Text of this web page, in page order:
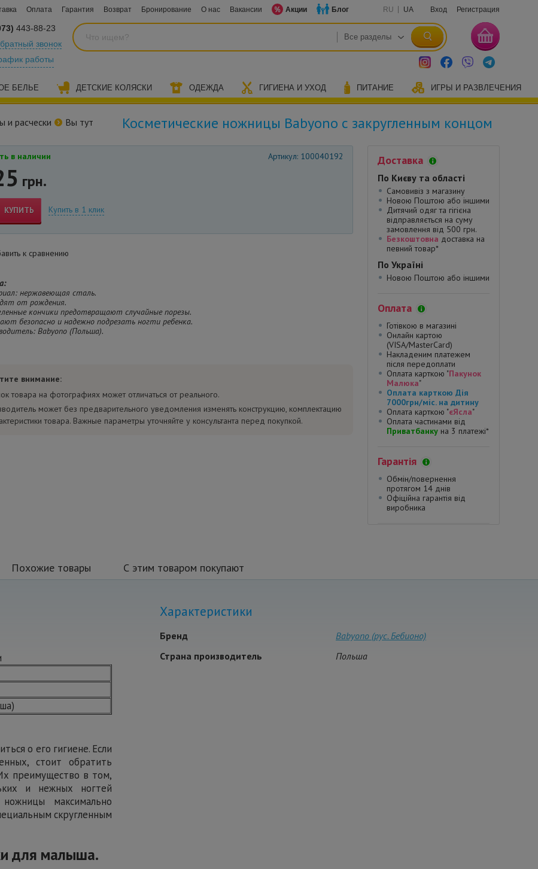
Оплата Гарантия Возврат Бронирование О нас Вакансии Акции Блог RU UA Вход Регистрация
443-88-23
звонок
работы
БЕЛЬЕ ДЕТСКИЕ КОЛЯСКИ ОДЕЖДА ГИГИЕНА И УХОД ПИТАНИЕ ИГРЫ И РАЗВЛЕЧЕНИЯ
и расчески Вы тут Косметические ножницы Babyono с закругленным концом
в наличии Артикул: 100040192
грн.
КУПИТЬ Купить в 1 клик
к сравнению
нержавеющая сталь.
от рождения.
кончики предотвращают случайные порезы.
безопасно и надежно подрезать ногти ребенка.
Babyono (Польша).
внимание:
товара на фотографиях может отличаться от реального.
может без предварительного уведомления изменять конструкцию, комплектацию
товара. Важные параметры уточняйте у консультанта перед покупкой.
Доставка
По Києву та області
Самовивіз з магазину
Новою Поштою або іншими
Дитячий одяг та гігієна
відправляється на суму
замовлення від 500 грн.
Безкоштовна доставка на
певний товар*
По Україні
Новою Поштою або іншими
Оплата
Готівкою в магазині
Онлайн картою
(VISA/MasterCard)
Накладеним платежем
після передоплати
Оплата карткою "Пакунок
Малюка"
Оплата карткою Дія
7000грн/міс. на дитину
Оплата карткою "єЯсла"
Оплата частинами від
Приватбанку на 3 платежі*
Гарантія
Обмін/повернення
протягом 14 днів
Офіційна гарантія від
виробника
Похожие товары С этим товаром покупают
о его гигиене. Если
стоит обратить
преимущество в том,
и нежных ногтей
максимально
скругленным
для малыша.
Характеристики
Бренд
Babyono (рус. Бебионо)
Страна производитель
Польша